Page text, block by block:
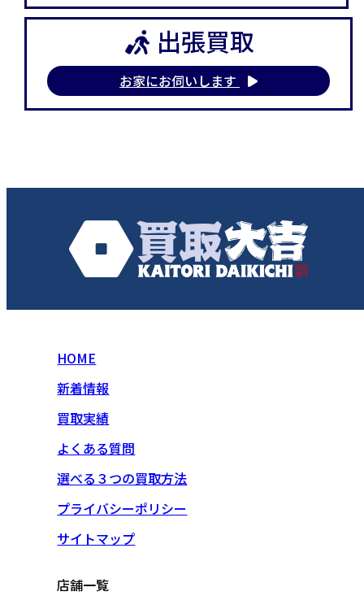
出張買取
お家にお伺いします
HOME
新着情報
買取実績
よくある質問
選べる３つの買取方法
プライバシーポリシー
サイトマップ
店舗一覧